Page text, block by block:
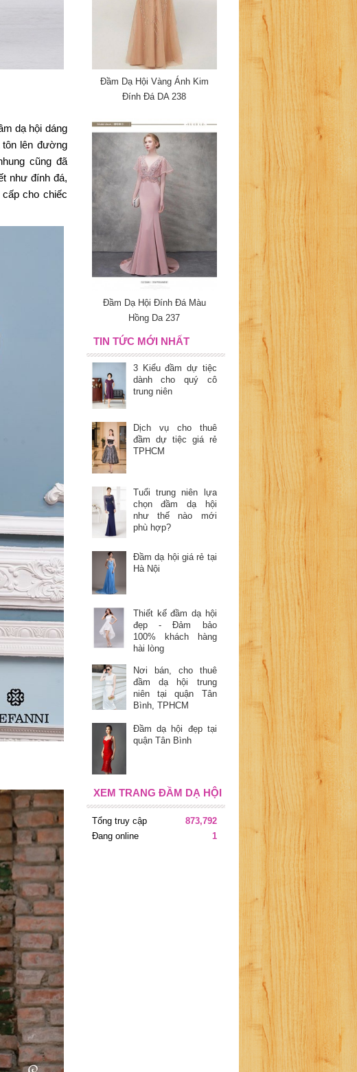
dạ hội dáng
lên đường
cũng đã
như đính đá,
cho chiếc
Đầm Dạ Hội Vàng Ánh Kim
Đính Đá DA 238
Đầm Dạ Hội Đính Đá Màu
Hồng Da 237
TIN TỨC MỚI NHẤT
3 Kiểu đầm dự tiệc
dành cho quý cô
trung niên
Dịch vụ cho thuê
đầm dự tiệc giá rẻ
TPHCM
Tuổi trung niên lựa
chọn đầm dạ hội
như thế nào mới
phù hợp?
Đầm dạ hội giá rẻ tại
Hà Nội
Thiết kế đầm dạ hội
đẹp - Đảm bảo
100% khách hàng
hài lòng
Nơi bán, cho thuê
đầm dạ hội trung
niên tại quận Tân
Bình, TPHCM
Đầm dạ hội đẹp tại
quận Tân Bình
XEM TRANG ĐẦM DẠ HỘI
Tổng truy cập
873,792
Đang online
1